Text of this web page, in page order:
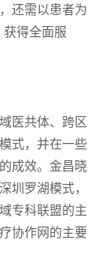
还需以患者为
获得全面服
医共体、跨区
式，并在一些
成效。金昌晓
圳罗湖模式，
专科联盟的主
协作网的主要